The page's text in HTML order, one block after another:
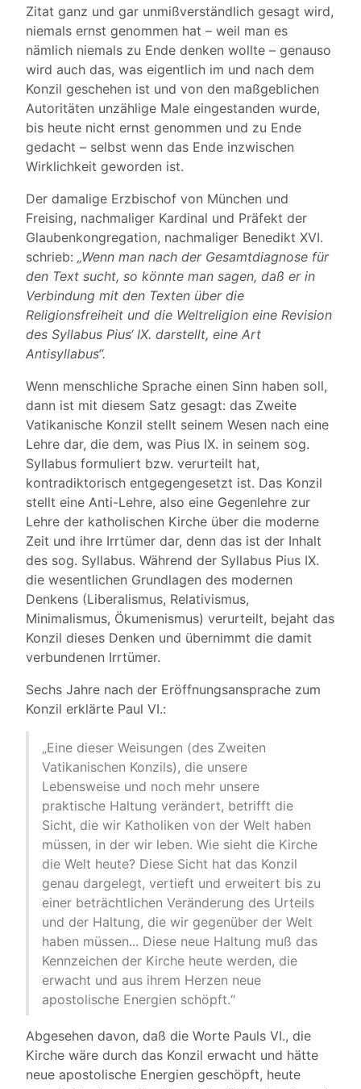
Zitat ganz und gar unmißverständlich gesagt wird,
niemals ernst genommen hat – weil man es
nämlich niemals zu Ende denken wollte – genauso
wird auch das, was eigentlich im und nach dem
Konzil geschehen ist und von den maßgeblichen
Autoritäten unzählige Male eingestanden wurde,
bis heute nicht ernst genommen und zu Ende
gedacht – selbst wenn das Ende inzwischen
Wirklichkeit geworden ist.
Der damalige Erzbischof von München und
Freising, nachmaliger Kardinal und Präfekt der
Glaubenkongregation, nachmaliger Benedikt XVI.
schrieb: „Wenn man nach der Gesamtdiagnose für
den Text sucht, so könnte man sagen, daß er in
Verbindung mit den Texten über die
Religionsfreiheit und die Weltreligion eine Revision
des Syllabus Pius‘ IX. darstellt, eine Art
Antisyllabus“.
Wenn menschliche Sprache einen Sinn haben soll,
dann ist mit diesem Satz gesagt: das Zweite
Vatikanische Konzil stellt seinem Wesen nach eine
Lehre dar, die dem, was Pius IX. in seinem sog.
Syllabus formuliert bzw. verurteilt hat,
kontradiktorisch entgegengesetzt ist. Das Konzil
stellt eine Anti-Lehre, also eine Gegenlehre zur
Lehre der katholischen Kirche über die moderne
Zeit und ihre Irrtümer dar, denn das ist der Inhalt
des sog. Syllabus. Während der Syllabus Pius IX.
die wesentlichen Grundlagen des modernen
Denkens (Liberalismus, Relativismus,
Minimalismus, Ökumenismus) verurteilt, bejaht das
Konzil dieses Denken und übernimmt die damit
verbundenen Irrtümer.
Sechs Jahre nach der Eröffnungsansprache zum
Konzil erklärte Paul VI.:
„Eine dieser Weisungen (des Zweiten
Vatikanischen Konzils), die unsere
Lebensweise und noch mehr unsere
praktische Haltung verändert, betrifft die
Sicht, die wir Katholiken von der Welt haben
müssen, in der wir leben. Wie sieht die Kirche
die Welt heute? Diese Sicht hat das Konzil
genau dargelegt, vertieft und erweitert bis zu
einer beträchtlichen Veränderung des Urteils
und der Haltung, die wir gegenüber der Welt
haben müssen... Diese neue Haltung muß das
Kennzeichen der Kirche heute werden, die
erwacht und aus ihrem Herzen neue
apostolische Energien schöpft.“
Abgesehen davon, daß die Worte Pauls VI., die
Kirche wäre durch das Konzil erwacht und hätte
neue apostolische Energien geschöpft, heute